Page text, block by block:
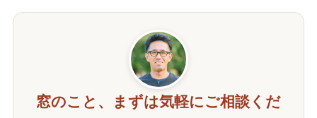
窓のこと、まずは気軽にご相談くだ